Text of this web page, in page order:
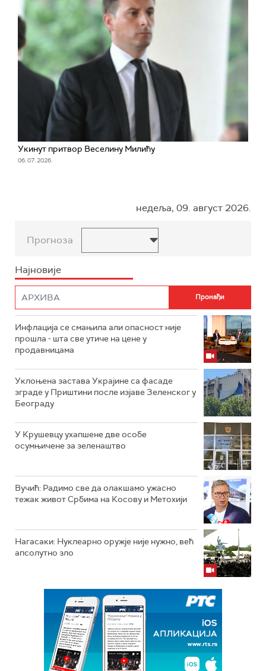
Укинут притвор Веселину Милићу
06. 07. 2026.
недеља, 09. август 2026.
Прогноза
Најновије
Инфлација се смањила али опасност није
прошла - шта све утиче на цене у
продавницама
Уклоњена застава Украјине са фасаде
зграде у Приштини после изјаве Зеленског у
Београду
У Крушевцу ухапшене две особе
осумњичене за зеленаштво
Вучић: Радимо све да олакшамо ужасно
тежак живот Србима на Косову и Метохији
Нагасаки: Нуклеарно оружје није нужно, већ
апсолутно зло